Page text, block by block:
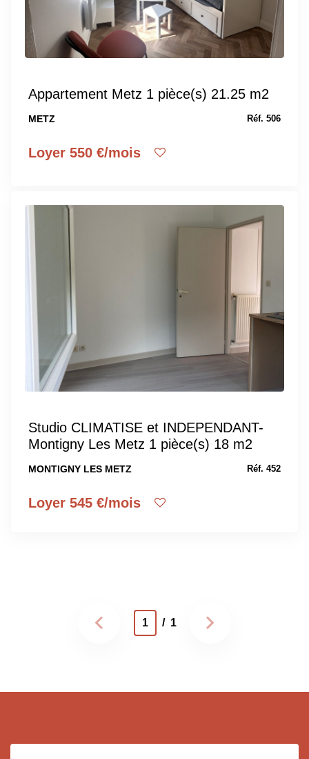
Appartement Metz 1 pièce(s) 21.25 m2
METZ Réf. 506
Loyer 550 €/mois
Studio CLIMATISE et INDEPENDANT-
Montigny Les Metz 1 pièce(s) 18 m2
MONTIGNY LES METZ Réf. 452
Loyer 545 €/mois
1 / 1